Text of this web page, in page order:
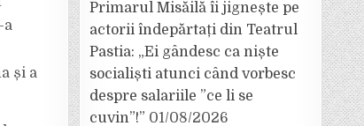
a
și a
Primarul Misăilă îi jignește pe
actorii îndepărtați din Teatrul
Pastia: „Ei gândesc ca niște
socialiști atunci când vorbesc
despre salariile ”ce li se
cuvin”!” 01/08/2026